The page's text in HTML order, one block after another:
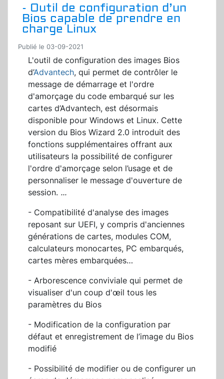
- Outil de configuration d’un
Bios capable de prendre en
charge Linux
Publié le 03-09-2021
L'outil de configuration des images Bios
d’Advantech, qui permet de contrôler le
message de démarrage et l'ordre
d'amorçage du code embarqué sur les
cartes d’Advantech, est désormais
disponible pour Windows et Linux. Cette
version du Bios Wizard 2.0 introduit des
fonctions supplémentaires offrant aux
utilisateurs la possibilité de configurer
l'ordre d'amorçage selon l’usage et de
personnaliser le message d'ouverture de
session. ...
- Compatibilité d'analyse des images
reposant sur UEFI, y compris d'anciennes
générations de cartes, modules COM,
calculateurs monocartes, PC embarqués,
cartes mères embarquées…
- Arborescence conviviale qui permet de
visualiser d'un coup d'œil tous les
paramètres du Bios
- Modification de la configuration par
défaut et enregistrement de l’image du Bios
modifié
- Possibilité de modifier ou de configurer un